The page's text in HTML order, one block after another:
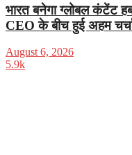
भारत बनेगा ग्लोबल कंटेंट
CEO के बीच हुई अहम
August 6, 2026
5.9k